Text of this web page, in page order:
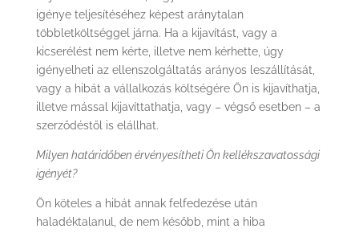
igénye teljesítéséhez képest aránytalan
többletköltséggel járna. Ha a kijavítást, vagy a
kicserélést nem kérte, illetve nem kérhette, úgy
igényelheti az ellenszolgáltatás arányos leszállítását,
vagy a hibát a vállalkozás költségére Ön is kijavíthatja,
illetve mással kijavíttathatja, vagy – végső esetben – a
szerződéstől is elállhat.
Milyen határidőben érvényesítheti Ön kellékszavatossági
igényét?
Ön köteles a hibát annak felfedezése után
haladéktalanul, de nem később, mint a hiba